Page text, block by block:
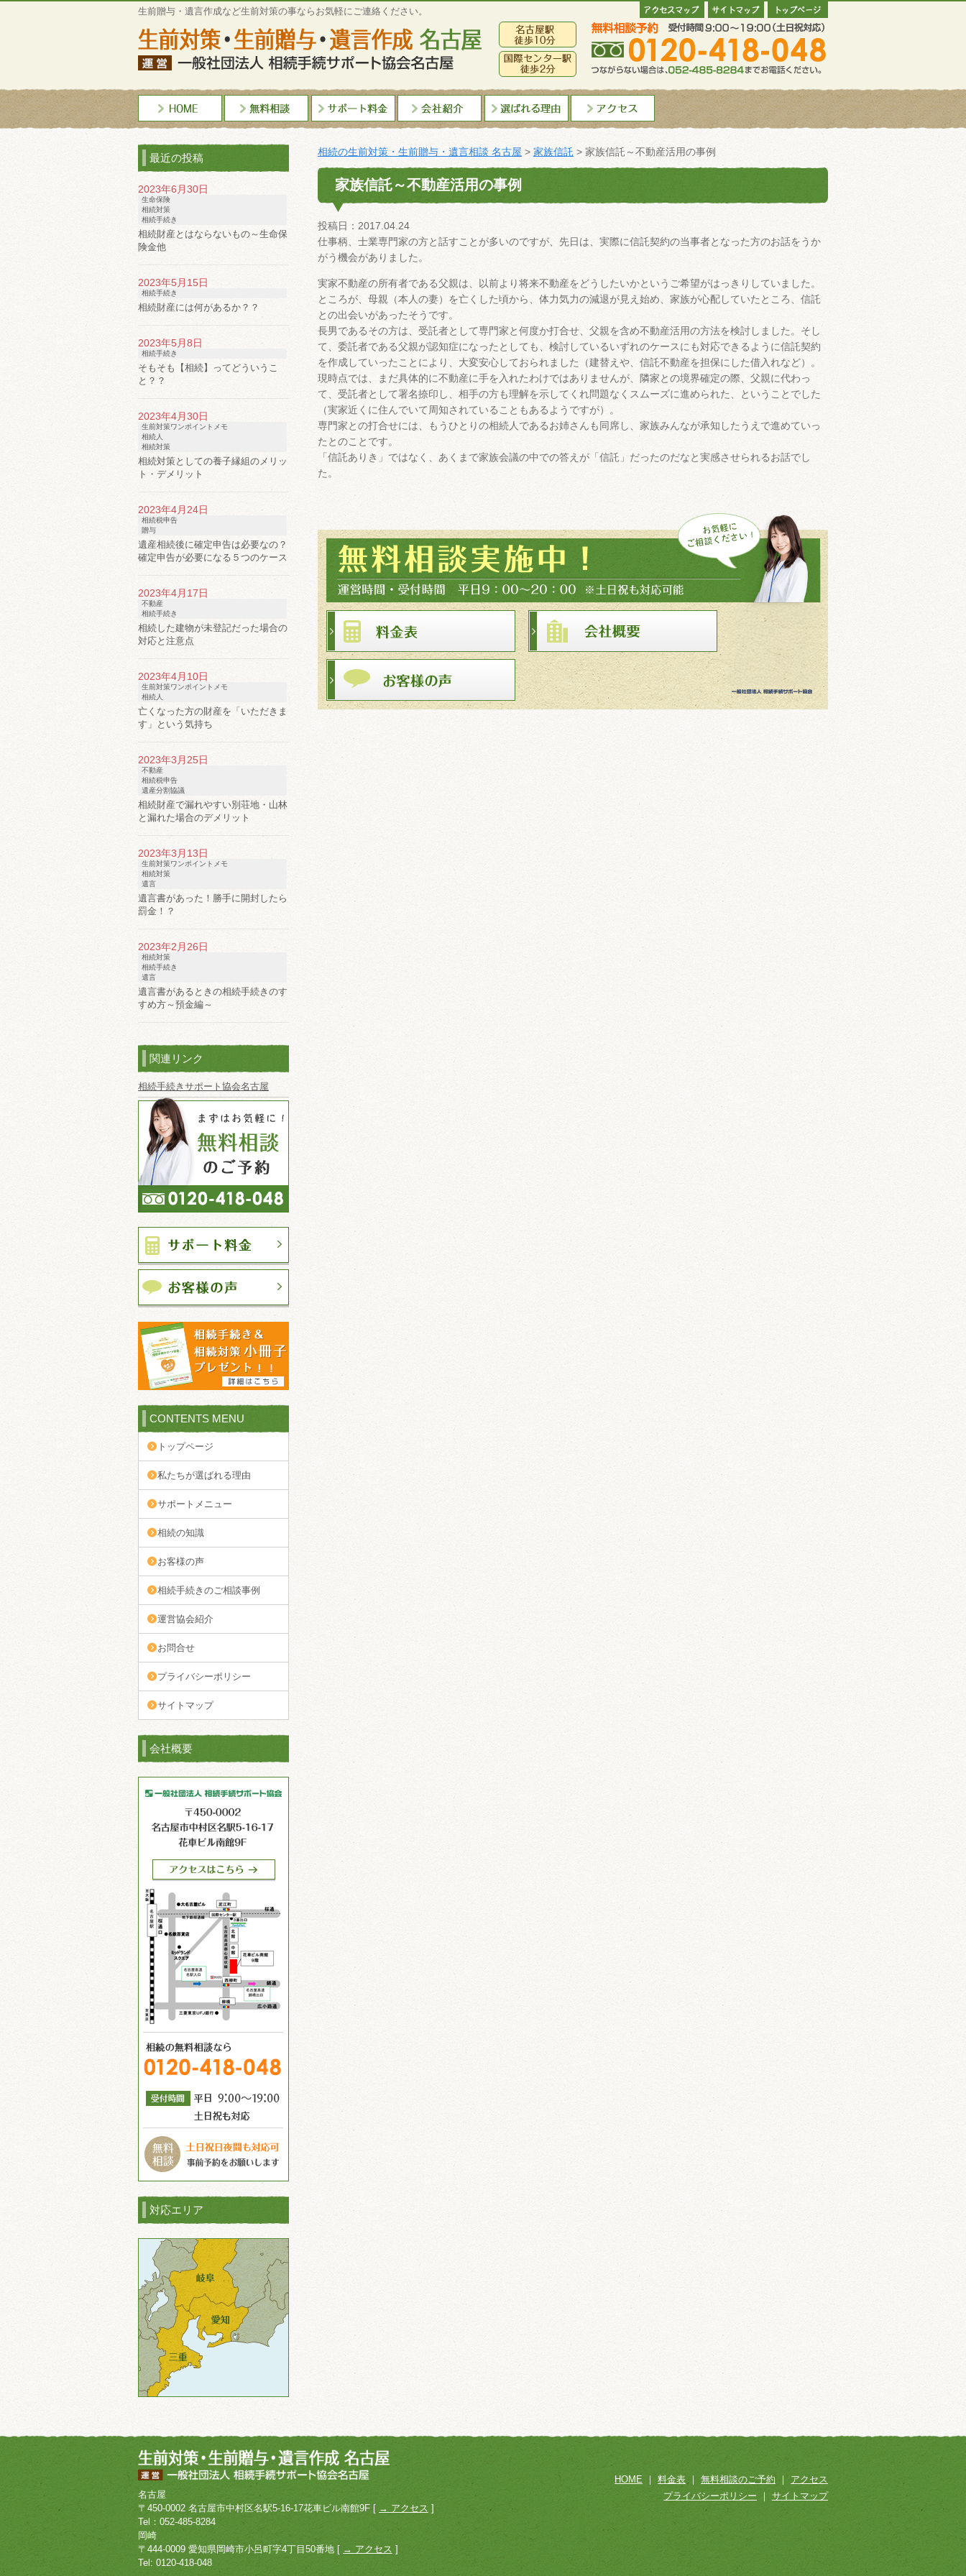
生前贈与・遺言作成など生前対策の事ならお気軽にご連絡ください。
最近の投稿
2023年6月30日
生命保険
相続対策
相続手続き
相続財産とはならないもの～生命保
険金他
2023年5月15日
相続手続き
相続財産には何があるか？？
2023年5月8日
相続手続き
そもそも【相続】ってどういうこ
と？？
2023年4月30日
生前対策ワンポイントメモ
相続人
相続対策
相続対策としての養子縁組のメリッ
ト・デメリット
2023年4月24日
相続税申告
贈与
遺産相続後に確定申告は必要なの？
確定申告が必要になる５つのケース
2023年4月17日
不動産
相続手続き
相続した建物が未登記だった場合の
対応と注意点
2023年4月10日
生前対策ワンポイントメモ
相続人
亡くなった方の財産を「いただきま
す」という気持ち
2023年3月25日
不動産
相続税申告
遺産分割協議
相続財産で漏れやすい別荘地・山林
と漏れた場合のデメリット
2023年3月13日
生前対策ワンポイントメモ
相続対策
遺言
遺言書があった！勝手に開封したら
罰金！？
2023年2月26日
相続対策
相続手続き
遺言
遺言書があるときの相続手続きのす
すめ方～預金編～
関連リンク
相続手続きサポート協会名古屋
CONTENTS MENU
トップページ
私たちが選ばれる理由
サポートメニュー
相続の知識
お客様の声
相続手続きのご相談事例
運営協会紹介
お問合せ
プライバシーポリシー
サイトマップ
会社概要
対応エリア
相続の生前対策・生前贈与・遺言相談 名古屋 > 家族信託 > 家族信託～不動産活用の事例
家族信託～不動産活用の事例
投稿日：2017.04.24
仕事柄、士業専門家の方と話すことが多いのですが、先日は、実際に信託契約の当事者となった方のお話をうか
がう機会がありました。
実家不動産の所有者である父親は、以前より将来不動産をどうしたいかというご希望がはっきりしていました。
ところが、母親（本人の妻）を亡くした頃から、体力気力の減退が見え始め、家族が心配していたところ、信託
との出会いがあったそうです。
長男であるその方は、受託者として専門家と何度か打合せ、父親を含め不動産活用の方法を検討しました。そし
て、委託者である父親が認知症になったとしても、検討しているいずれのケースにも対応できるように信託契約
を作成していったことにより、大変安心しておられました（建替えや、信託不動産を担保にした借入れなど）。
現時点では、まだ具体的に不動産に手を入れたわけではありませんが、隣家との境界確定の際、父親に代わっ
て、受託者として署名捺印し、相手の方も理解を示してくれ問題なくスムーズに進められた、ということでした
（実家近くに住んでいて周知されていることもあるようですが）。
専門家との打合せには、もうひとりの相続人であるお姉さんも同席し、家族みんなが承知したうえで進めていっ
たとのことです。
「信託ありき」ではなく、あくまで家族会議の中での答えが「信託」だったのだなと実感させられるお話でし
た。
名古屋
〒450-0002 名古屋市中村区名駅5-16-17花車ビル南館9F [ → アクセス ]
Tel：052-485-8284
岡崎
〒444-0009 愛知県岡崎市小呂町字4丁目50番地 [ → アクセス ]
Tel: 0120-418-048
HOME ｜ 料金表 ｜ 無料相談のご予約 ｜
アクセス
プライバシーポリシー
｜ サイトマップ